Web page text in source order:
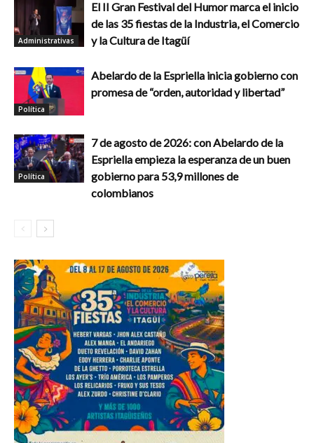
Administrativas
El II Gran Festival del Humor marca el inicio
de las 35 fiestas de la Industria, el Comercio
y la Cultura de Itagüí
Política
Abelardo de la Espriella inicia gobierno con
promesa de “orden, autoridad y libertad”
Política
7 de agosto de 2026: con Abelardo de la
Espriella empieza la esperanza de un buen
gobierno para 53,9 millones de
colombianos